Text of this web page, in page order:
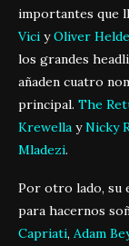
importantes que
Vici yOliver
los grandes
añaden cuatro
principal. The
Krewella yNicky
Mladezi.
Por otro lado, su
para hacernos
Capriati, Adam